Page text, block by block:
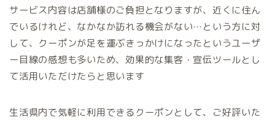
サービス内容は店舗様のご負担となりますが、近くに住ん
でいるけれど、なかなか訪れる機会がない…という方に対
して、クーポンが足を運ぶきっかけになったというユーザ
ー目線の感想も多いため、効果的な集客・宣伝ツールとし
て活用いただけたらと思います
生活県内で気軽に利用できるクーポンとして、ご好評いた